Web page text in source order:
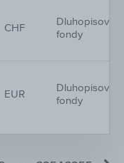
CHF
Dluhopisové
fondy
EUR
Dluhopisové
fondy